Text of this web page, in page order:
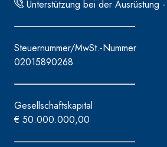
Unterstützung bei der Ausrüstung
Steuernummer/MwSt.-Nummer
02015890268
Gesellschaftskapital
€ 50.000.000,00